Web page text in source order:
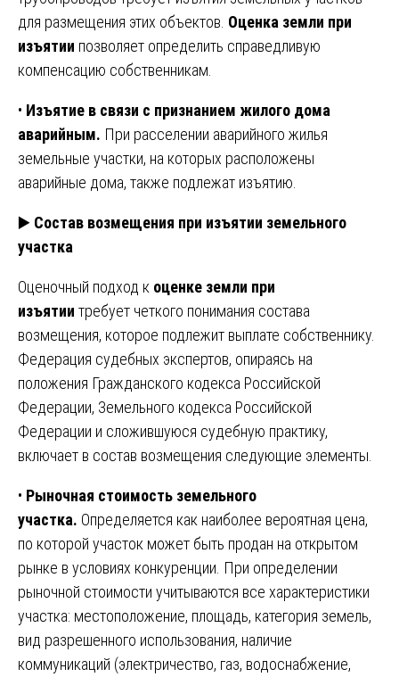
для размещения этих объектов. Оценка земли при
изъятии позволяет определить справедливую
компенсацию собственникам.
• Изъятие в связи с признанием жилого дома
аварийным. При расселении аварийного жилья
земельные участки, на которых расположены
аварийные дома, также подлежат изъятию.
▶️ Состав возмещения при изъятии земельного
участка
Оценочный подход к оценке земли при
изъятии требует четкого понимания состава
возмещения, которое подлежит выплате собственнику.
Федерация судебных экспертов, опираясь на
положения Гражданского кодекса Российской
Федерации, Земельного кодекса Российской
Федерации и сложившуюся судебную практику,
включает в состав возмещения следующие элементы.
• Рыночная стоимость земельного
участка. Определяется как наиболее вероятная цена,
по которой участок может быть продан на открытом
рынке в условиях конкуренции. При определении
рыночной стоимости учитываются все характеристики
участка: местоположение, площадь, категория земель,
вид разрешенного использования, наличие
коммуникаций (электричество, газ, водоснабжение,